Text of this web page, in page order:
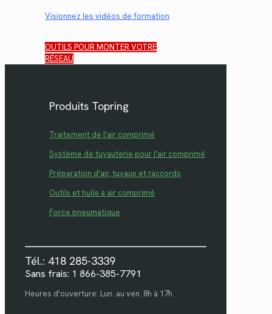
Visionnez les vidéos de formation
OUTILS POUR MONTER VOTRE
RÉSEAU
Produits Topring
Traitement de l'air comprimé
Système de tuyauterie pour l'air comprimé
Préparation d'air, tuyaux et raccords
Outils et huile à air comprimé
Force pneumatique
Tél.: 418 285-3339
Sans frais: 1 866-385-7791
Heures d'ouverture: Lun. au ven. 8h à 17h